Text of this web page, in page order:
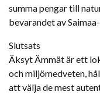
summa pengar till
bevarandet av
Slutsats
Äksyt Ämmät är ett
och miljömedveten,
att välja de mest